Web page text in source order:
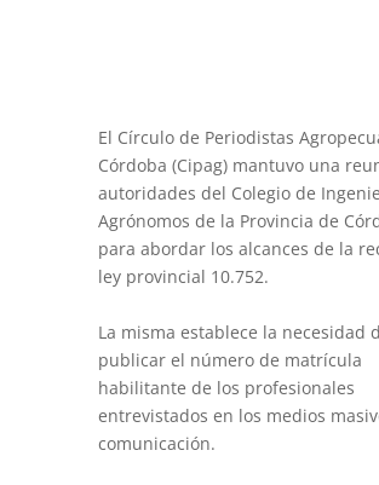
El Círculo de Periodistas
Córdoba (Cipag) mantuvo una
autoridades del Colegio de
Agrónomos de la Provincia de
para abordar los alcances de la
ley provincial 10.752.
La misma establece la necesidad
publicar el número de matrícula
habilitante de los profesionales
entrevistados en los medios
comunicación.